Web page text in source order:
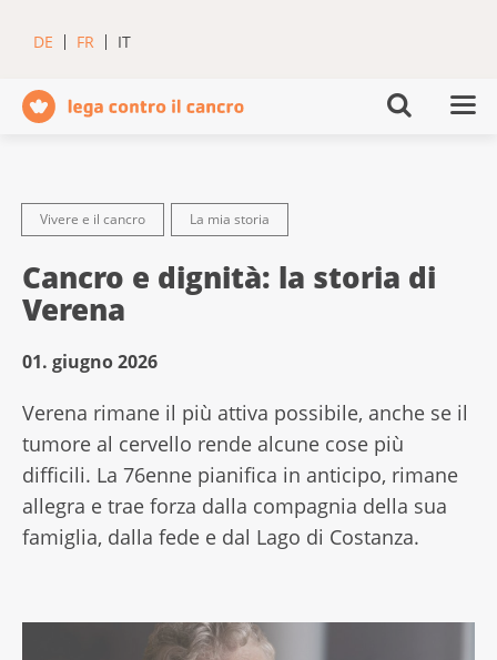
DE FR IT
Vivere e il cancro La mia storia
Cancro e dignità: la storia di
Verena
01. giugno 2026
Verena rimane il più attiva possibile, anche se il
tumore al cervello rende alcune cose più
difficili. La 76enne pianifica in anticipo, rimane
allegra e trae forza dalla compagnia della sua
famiglia, dalla fede e dal Lago di Costanza.